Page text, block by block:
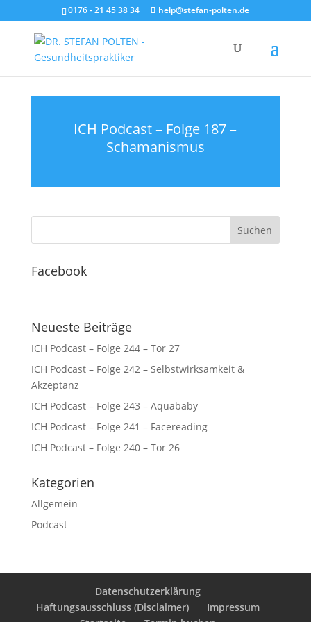
0176 - 21 45 38 34 help@stefan-polten.de
ICH Podcast – Folge 187 –
Schamanismus
Facebook
Neueste Beiträge
ICH Podcast – Folge 244 – Tor 27
ICH Podcast – Folge 242 – Selbstwirksamkeit &
Akzeptanz
ICH Podcast – Folge 243 – Aquababy
ICH Podcast – Folge 241 – Facereading
ICH Podcast – Folge 240 – Tor 26
Kategorien
Allgemein
Podcast
Datenschutzerklärung
Haftungsausschluss (Disclaimer)
Impressum